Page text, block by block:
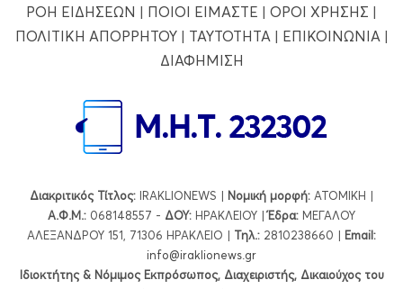
ΡΟΗ ΕΙΔΗΣΕΩΝ | ΠΟΙΟΙ ΕΙΜΑΣΤΕ | ΟΡΟΙ ΧΡΗΣΗΣ |
ΠΟΛΙΤΙΚΗ ΑΠΟΡΡΗΤΟΥ| ΤΑΥΤΟΤΗΤΑ| ΕΠΙΚΟΙΝΩΝΙΑ|
ΔΙΑΦΗΜΙΣΗ
Διακριτικός Τίτλος: IRAKLIONEWS | Νομική μορφή: ΑΤΟΜΙΚΗ |
Α.Φ.Μ.: 068148557 - ΔΟΥ: ΗΡΑΚΛΕΙΟΥ |Έδρα: ΜΕΓΑΛΟΥ
ΑΛΕΞΑΝΔΡΟΥ 151, 71306 ΗΡΑΚΛΕΙΟ | Τηλ.: 2810238660 | Εmail:
info@iraklionews.gr
Ιδιοκτήτης & Νόμιμος Εκπρόσωπος, Διαχειριστής, Δικαιούχος του